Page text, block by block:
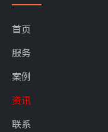
首页
服务
案例
资讯
联系